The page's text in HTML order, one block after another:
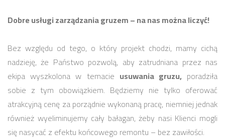
Dobre usługi zarządzania gruzem – na nas można liczyć!
Bez względu od tego, o który projekt chodzi, mamy cichą
nadzieję, że Państwo pozwolą, aby zatrudniana przez nas
ekipa wyszkolona w temacie usuwania gruzu,poradziła
sobie z tym obowiązkiem. Będziemy nie tylko oferować
atrakcyjną cenę za porządnie wykonaną pracę, niemniej jednak
również wyeliminujemy cały bałagan, żeby nasi Klienci mogli
się nasycać z efektu końcowego remontu – bez zawiłości.